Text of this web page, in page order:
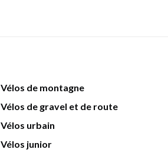
Vélos de montagne
Vélos de gravel et de route
Vélos urbain
Vélos junior